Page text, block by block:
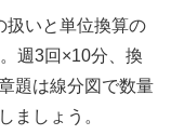
扱いと単位換算の
週3回×10分、換
題は線分図で数量
ましょう。